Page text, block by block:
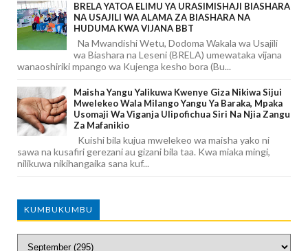
BRELA YATOA ELIMU YA URASIMISHAJI BIASHARA
NA USAJILI WA ALAMA ZA BIASHARA NA
HUDUMA KWA VIJANA BBT
Na Mwandishi Wetu, Dodoma Wakala wa Usajili
wa Biashara na Leseni (BRELA) umewataka vijana
wanaoshiriki mpango wa Kujenga kesho bora (Bu...
Maisha Yangu Yalikuwa Kwenye Giza Nikiwa Sijui
Mwelekeo Wala Milango Yangu Ya Baraka, Mpaka
Usomaji Wa Viganja Ulipofichua Siri Na Njia Zangu
Za Mafanikio
Kuishi bila kujua mwelekeo wa maisha yako ni
sawa na kusafiri gerezani au gizani bila taa. Kwa miaka mingi,
nilikuwa nikihangaika sana kuf...
KUMBUKUMBU